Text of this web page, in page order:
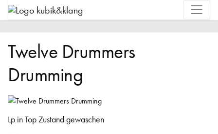
Twelve Drummers
Drumming
Lp in Top Zustand gewaschen